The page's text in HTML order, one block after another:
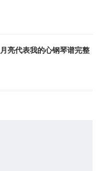
亮代表我的心钢琴谱完整